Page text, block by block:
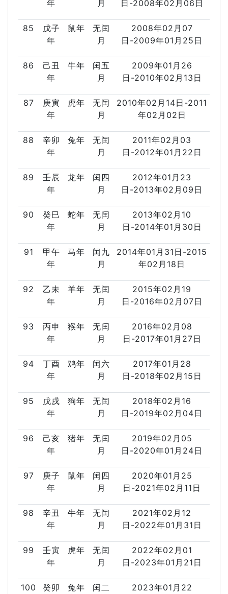
年 月 日-2008年02月06日
85
戊子
年
鼠年
无闰
月
2008年02月07
日-2009年01月25日
86
己丑
年
牛年
闰五
月
2009年01月26
日-2010年02月13日
87
庚寅
年
虎年
无闰
月
2010年02月14日-2011
年02月02日
88
辛卯
年
兔年
无闰
月
2011年02月03
日-2012年01月22日
89
壬辰
年
龙年
闰四
月
2012年01月23
日-2013年02月09日
90
癸巳
年
蛇年
无闰
月
2013年02月10
日-2014年01月30日
91
甲午
年
马年
闰九
月
2014年01月31日-2015
年02月18日
92
乙未
年
羊年
无闰
月
2015年02月19
日-2016年02月07日
93
丙申
年
猴年
无闰
月
2016年02月08
日-2017年01月27日
94
丁酉
年
鸡年
闰六
月
2017年01月28
日-2018年02月15日
95
戊戌
年
狗年
无闰
月
2018年02月16
日-2019年02月04日
96
己亥
年
猪年
无闰
月
2019年02月05
日-2020年01月24日
97
庚子
年
鼠年
闰四
月
2020年01月25
日-2021年02月11日
98
辛丑
年
牛年
无闰
月
2021年02月12
日-2022年01月31日
99
壬寅
年
虎年
无闰
月
2022年02月01
日-2023年01月21日
100
癸卯
兔年
闰二
2023年01月22